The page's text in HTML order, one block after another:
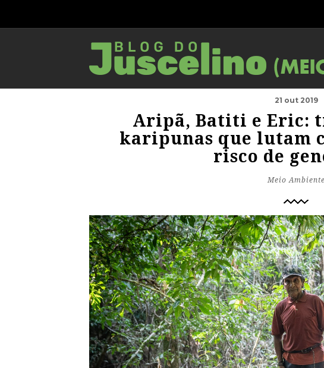
21 out 2019
Aripã, Batiti e Eric:
karipunas que lutam
risco de
Meio Ambiente